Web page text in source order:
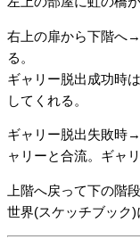
右上の扉から下階へ
る。
ギャリー脱出成功時
してくれる。
ギャリー脱出失敗時
ャリーと合流。ギャ
上階へ戻って下の階
世界(スケッチブック)